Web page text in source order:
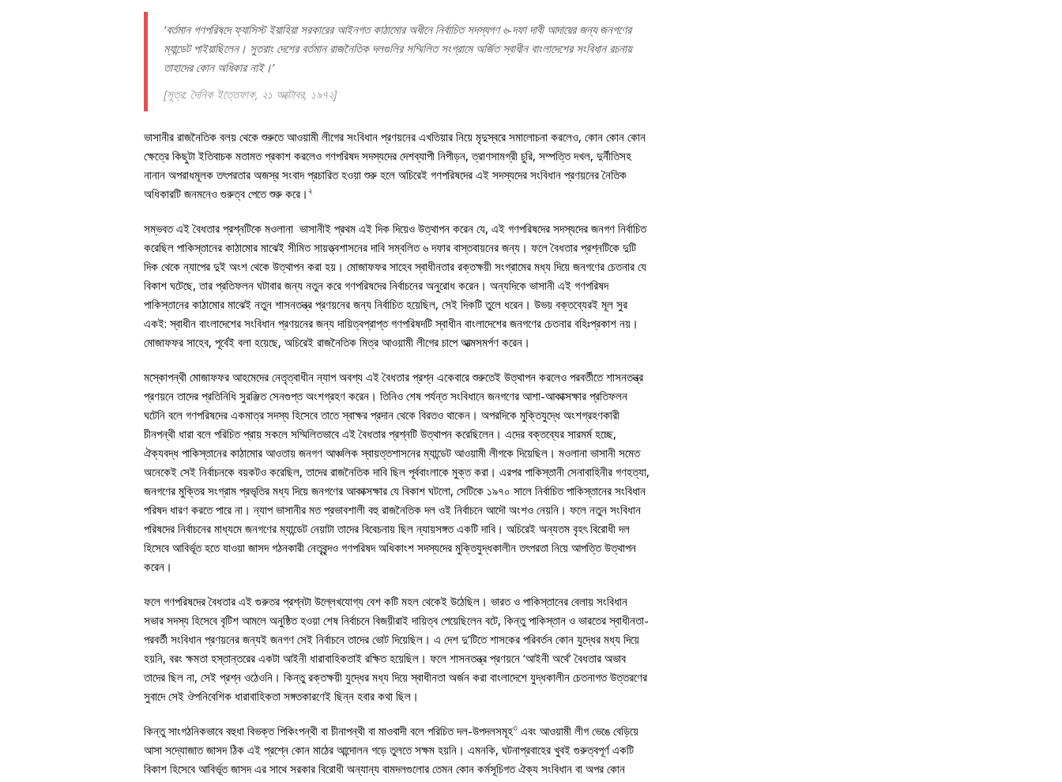
‘বর্তমান গণপরিষদে ফ্যাসিস্ট ইয়াহিয়া সরকারের আইনগত কাঠামোর অধীনে নির্বাচিত সদস্যগণ ৬-দফা দাবী আদায়ের জন্য জনগণের
ম্যান্ডেট পাইয়াছিলেন। সুতরাং দেশের বর্তমান রাজনৈতিক দলগুলির সম্মিলিত সংগ্রামে অর্জিত স্বাধীন বাংলাদেশের সংবিধান রচনায়
তাহাদের কোন অধিকার নাই।’
[সূত্র: দৈনিক ইত্তেফাক, ২১ অক্টোবর, ১৯৭২]
ভাসানীর রাজনৈতিক বলয় থেকে শুরুতে আওয়ামী লীগের সংবিধান প্রণয়নের এখতিয়ার নিয়ে মৃদুস্বরে সমালোচনা করলেও, কোন কোন কোন
ক্ষেত্রে কিছুটা ইতিবাচক মতামত প্রকাশ করলেও গণপরিষদ সদস্যদের দেশব্যাপী নিপীড়ন, ত্রাণসামগ্রী চুরি, সম্পত্তি দখল, দুর্নীতিসহ
নানান অপরাধমূলক তৎপরতার অজস্র সংবাদ প্রচারিত হওয়া শুরু হলে অচিরেই গণপরিষদের এই সদস্যদের সংবিধান প্রণয়নের নৈতিক
অধিকারটি জনমনেও গুরুত্ব পেতে শুরু করে। ২
সম্ভবত এই বৈধতার প্রশ্নটিকে মওলানা ভাসানীই প্রথম এই দিক দিয়েও উত্থাপন করেন যে, এই গণপরিষদের সদস্যদের জনগণ নির্বাচিত
করেছিল পাকিস্তানের কাঠামোর মাঝেই সীমিত সায়ত্ত্বশাসনের দাবি সম্বলিত ৬ দফার বাস্তবায়নের জন্য। ফলে বৈধতার প্রশ্নটিকে দুটি
দিক থেকে ন্যাপের দুই অংশ থেকে উত্থাপন করা হয়। মোজাফফর সাহেব স্বাধীনতার রক্তক্ষয়ী সংগ্রামের মধ্য দিয়ে জনগণের চেতনার যে
বিকাশ ঘটেছে, তার প্রতিফলন ঘটাবার জন্য নতুন করে গণপরিষদের নির্বাচনের অনুরোধ করেন। অন্যদিকে ভাসানী এই গণপরিষদ
পাকিস্তানের কাঠামোর মাঝেই নতুন শাসনতন্ত্র প্রণয়নের জন্য নির্বাচিত হয়েছিল, সেই দিকটি তুলে ধরেন। উভয় বক্তব্যেরই মূল সুর
একই: স্বাধীন বাংলাদেশের সংবিধান প্রণয়নের জন্য দায়িত্বপ্রাপ্ত গণপরিষদটি স্বাধীন বাংলাদেশের জনগণের চেতনার বহিঃপ্রকাশ নয়।
মোজাফফর সাহেব, পূর্বেই বলা হয়েছে, অচিরেই রাজনৈতিক মিত্র আওয়ামী লীগের চাপে আত্মসমর্পণ করেন।
মস্কোপন্থী মোজাফফর আহমেদের নেতৃত্বাধীন ন্যাপ অবশ্য এই বৈধতার প্রশ্ন একেবারে শুরুতেই উত্থাপন করলেও পরবর্তীতে শাসনতন্ত্র
প্রণয়নে তাদের প্রতিনিধি সুরঞ্জিত সেনগুপ্ত অংশগ্রহণ করেন। তিনিও শেষ পর্যন্ত সংবিধানে জনগণের আশা-আকাক্সক্ষার প্রতিফলন
ঘটেনি বলে গণপরিষদের একমাত্র সদস্য হিসেবে তাতে স্বাক্ষর প্রদান থেকে বিরতও থাকেন। অপরদিকে মুক্তিযুদ্ধে অংশগ্রহণকারী
চীনপন্থী ধারা বলে পরিচিত প্রায় সকলে সম্মিলিতভাবে এই বৈধতার প্রশ্নটি উত্থাপন করেছিলেন। এদের বক্তব্যের সারমর্ম হচ্ছে,
ঐক্যবদ্ধ পাকিস্তানের কাঠামোর আওতায় জনগণ আঞ্চলিক স্বায়ত্তশাসনের ম্যান্ডেট আওয়ামী লীগকে দিয়েছিল। মওলানা ভাসানী সমেত
অনেকেই সেই নির্বাচনকে বয়কটও করেছিল, তাদের রাজনৈতিক দাবি ছিল পূর্ববাংলাকে মুক্ত করা। এরপর পাকিস্তানী সেনাবাহিনীর গণহত্যা,
জনগণের মুক্তির সংগ্রাম প্রভৃতির মধ্য দিয়ে জনগণের আকাক্সক্ষার যে বিকাশ ঘটলো, সেটিকে ১৯৭০ সালে নির্বাচিত পাকিস্তানের সংবিধান
পরিষদ ধারণ করতে পারে না। ন্যাপ ভাসানীর মত প্রভাবশালী বহু রাজনৈতিক দল ওই নির্বাচনে আদৌ অংশও নেয়নি। ফলে নতুন সংবিধান
পরিষদের নির্বাচনের মাধ্যমে জনগণের ম্যান্ডেট নেয়াটা তাদের বিবেচনায় ছিল ন্যায়সঙ্গত একটি দাবি। অচিরেই অন্যতম বৃহৎ বিরোধী দল
হিসেবে আবির্ভূত হতে যাওয়া জাসদ গঠনকারী নেতৃবৃন্দও গণপরিষদ অধিকাংশ সদস্যদের মুক্তিযুদ্ধকালীন তৎপরতা নিয়ে আপত্তি উত্থাপন
করেন।
ফলে গণপরিষদের বৈধতার এই গুরুতর প্রশ্নটা উল্লেখযোগ্য বেশ কটি মহল থেকেই উঠেছিল। ভারত ও পাকিস্তানের বেলায় সংবিধান
সভার সদস্য হিসেবে বৃটিশ আমলে অনুষ্ঠিত হওয়া শেষ নির্বাচনে বিজয়ীরাই দায়িত্ব পেয়েছিলেন বটে, কিন্তু পাকিস্তান ও ভারতের স্বাধীনতা-
পরবর্তী সংবিধান প্রণয়নের জন্যই জনগণ সেই নির্বাচনে তাদের ভোট দিয়েছিল। এ দেশ দু’টিতে শাসকের পরিবর্তন কোন যুদ্ধের মধ্য দিয়ে
হয়নি, বরং ক্ষমতা হস্তান্তরের একটা আইনী ধারাবাহিকতাই রক্ষিত হয়েছিল। ফলে শাসনতন্ত্র প্রণয়নে ‘আইনী অর্থে’ বৈধতার অভাব
তাদের ছিল না, সেই প্রশ্ন ওঠেওনি। কিন্তু রক্তক্ষয়ী যুদ্ধের মধ্য দিয়ে স্বাধীনতা অর্জন করা বাংলাদেশে যুদ্ধকালীন চেতনাগত উত্তরণের
সুবাদে সেই ঔপনিবেশিক ধারাবাহিকতা সঙ্গতকারণেই ছিন্ন হবার কথা ছিল।
কিন্তু সাংগঠনিকভাবে বহুধা বিভক্ত পিকিংপন্থী বা চীনাপন্থী বা মাওবাদী বলে পরিচিত দল-উপদলসমূহ৩ এবং আওয়ামী লীগ ভেঙে বেড়িয়ে
আসা সদ্যোজাত জাসদ ঠিক এই প্রশ্নে কোন মাঠের আন্দোলন গড়ে তুলতে সক্ষম হয়নি। এমনকি, ঘটনাপ্রবাহের খুবই গুরুত্বপূর্ণ একটি
বিকাশ হিসেবে আবির্ভূত জাসদ এর সাথে সরকার বিরোধী অন্যান্য বামদলগুলোর তেমন কোন কর্মসূচিগত ঐক্য সংবিধান বা অপর কোন